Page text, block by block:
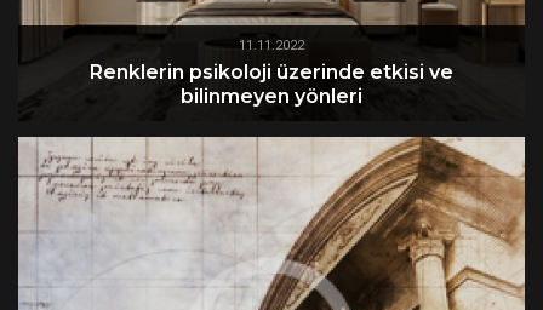
11.11.2022
Renklerin psikoloji üzerinde etkisi ve
bilinmeyen yönleri